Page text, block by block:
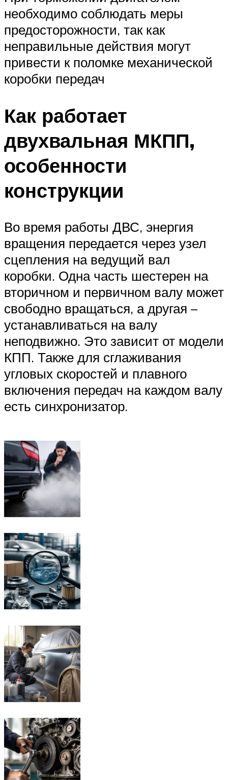
необходимо соблюдать меры
предосторожности, так как
неправильные действия могут
привести к поломке механической
коробки передач
Как работает
двухвальная МКПП,
особенности
конструкции
Во время работы ДВС, энергия
вращения передается через узел
сцепления на ведущий вал
коробки. Одна часть шестерен на
вторичном и первичном валу может
свободно вращаться, а другая –
устанавливаться на валу
неподвижно. Это зависит от модели
КПП. Также для сглаживания
угловых скоростей и плавного
включения передач на каждом валу
есть синхронизатор.